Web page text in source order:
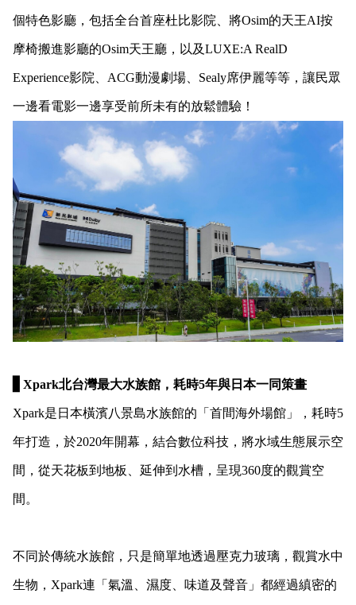
個特色影廳，包括全台首座杜比影院、將Osim的天王AI按
摩椅搬進影廳的Osim天王廳，以及LUXE:A RealD
Experience影院、ACG動漫劇場、Sealy席伊麗等等，讓民眾
一邊看電影一邊享受前所未有的放鬆體驗！
Xpark北台灣最大水族館，耗時5年與日本一同策畫
Xpark是日本橫濱八景島水族館的「首間海外場館」，耗時5
年打造，於2020年開幕，結合數位科技，將水域生態展示空
間，從天花板到地板、延伸到水槽，呈現360度的觀賞空
間。
不同於傳統水族館，只是簡單地透過壓克力玻璃，觀賞水中
生物，Xpark連「氣溫、濕度、味道及聲音」都經過縝密的